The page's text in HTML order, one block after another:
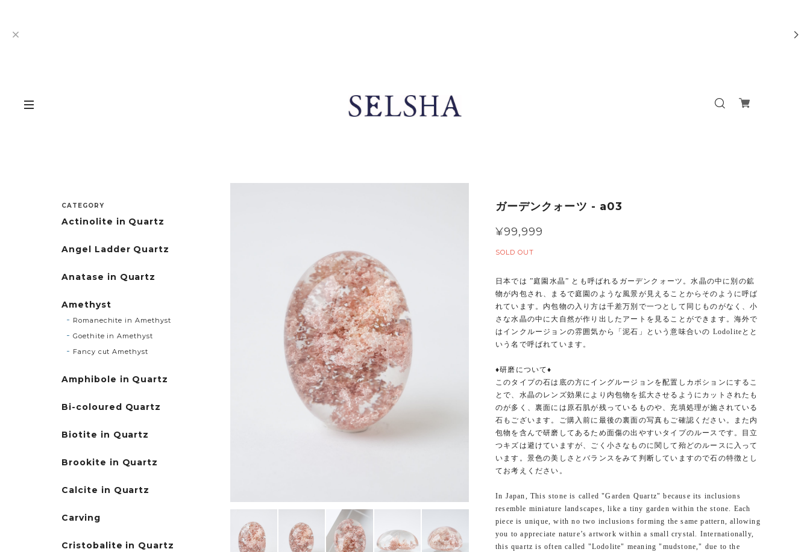
ガーデンクォーツ - a03
¥99,999
SOLD OUT
日本では ”庭園水晶” とも呼ばれるガーデンクォーツ。水晶の中に別の鉱
物が内包され、まるで庭園のような風景が見えることからそのように呼ば
れています。内包物の入り方は千差万別で一つとして同じものがなく、小
さな水晶の中に大自然が作り出したアートを見ることができます。海外で
はインクルージョンの雰囲気から「泥石」という意味合いの Lodoliteとと
いう名で呼ばれています。
♦︎研磨について♦︎
このタイプの石は底の方にイングルージョンを配置しカボションにするこ
とで、水晶のレンズ効果により内包物を拡大させるようにカットされたも
のが多く、裏面には原石肌が残っているものや、充填処理が施されている
石もございます。ご購入前に最後の裏面の写真もご確認ください。また内
包物を含んで研磨してあるため面傷の出やすいタイプのルースです。目立
つキズは避けていますが、ごく小さなものに関して殆どのルースに入って
います。景色の美しさとバランスをみて判断していますので石の特徴とし
てお考えください。
In Japan, This stone is called "Garden Quartz" because its inclusions
resemble miniature landscapes, like a tiny garden within the stone. Each
piece is unique, with no two inclusions forming the same pattern, allowing
you to appreciate nature’s artwork within a small crystal. Internationally,
this quartz is often called "Lodolite" meaning "mudstone," due to the
CATEGORY
Actinolite in Quartz
Angel Ladder Quartz
Anatase in Quartz
Amethyst
Romanechite in Amethyst
Goethite in Amethyst
Fancy cut Amethyst
Amphibole in Quartz
Bi-coloured Quartz
Biotite in Quartz
Brookite in Quartz
Calcite in Quartz
Carving
Cristobalite in Quartz